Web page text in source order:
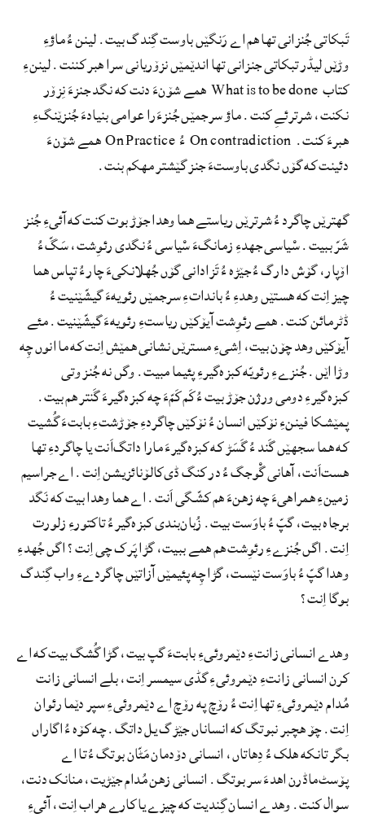
تَبکاتی جُنزانی تها هم اے رَنگێں باوست گِندگ بیت. لینن ءُ ماؤءِ
وڑێں لیڈر تبکاتی جنزانی تها اندێمێں نزۆریانی سرا هبر کننت. لیننءِ
کتاب What is to be done همے شۆنءَ دنت که نگد جنزءَ نِزۆر
نکنت، شرترئےِ کنت. ماؤ سرجمێں جُنزءَرا عوامی بنیادءَ جُنزێنگءِ
هبرءَ کنت. On contradiction ءُ On Practice همے شۆنءَ
دئینت که گۆں نگدی باوستءَ جنز گێشتر مهکم بنت.
گهترێں چاگرد ءُ شرترێں ریاستے هما وهدا جۆڑ بوت کنت که آئیءِ جُنز
شَرّ ببیت. سْیاسی جهدءِ زمانگءَ سْیاسی ءُ نگدی رئوِشت، سَگّ ءُ
اۆپار، گۆش دارگ ءُ جێڑہ ءُ تَزادانی گۆں جُهلانکیءَ چار ءُ تپاس هما
چیز اِنت که هستێں وهدءِ ءُ بانداتءِ سرجمێں رئویهءَ گیشّێنیت ءُ
ڈٹرمائن کنت. همے رئوِشت آیۆکێں ریاستءِ رئویهءَ گیشّێنیت. مئے
آیۆکێں وهد چۆن بیت، اِشیءِ مسترێں نشانی همێش اِنت که ما انوں چِه
وڑا اێں. جُنزےءِ رئویّه کبزه‌گیرءِ پئیما مبیت. وگں نه جُنز وتی
کبزہ‌گیرءِ دومی ورژن جۆڑ بیت ءُ کَم کَمّءَ چه کبزه‌گیرءَ گَنتر هم بیت.
پمێشکا فیننءِ نۆکێں انسان ءُ نۆکێں چاگردءِ جۆڑشتءِ بابتءَ گُشیت
که هما سجهێں گَند ءُ گَسَڑ که کبزہ‌گیرءَ مارا داتگ‌اَنت یا چاگردءِ تها
هست‌اَنت، آهانی گْوجگ ءُ در کنگ ڈی‌کالۆنائزیشن اِنت. اے جراسیم
زمینءِ همراهیءَ چه زهنءَ هم کشّگی اَنت. اے هما وهدا بیت که نَگد
برجاه بیت، گپّ ءُ باوَست بیت. زُبان‌بندی کبزہ‌گیر ءُ تاکتورءِ زلورت
اِنت. اگں جُنزےءِ رئوِشت هم همے ببیت، گڑا پَرک چی اِنت؟ اگں جُهدءِ
وهدا گپّ ءُ باوَست نێست، گڑا چِه پئیمێں آزاتێں چاگردےءِ واب گِندگ
بوگا اِنت؟
وهدے انسانی زانتءِ دێمروئیءِ بابتءَ گپ بیت، گڑا گُشگ بیت که اے
کرن انسانی زانتءِ دێمروئیءِ گڈی سیمسر اِنت، بلے انسانی زانت
مُدام دێمروئیءِ تها اِنت ءُ رۆچ په رۆچ اے دێمروئیءِ سپر دێما رئوان
اِنت. چۆ هچبر نبوتگ که انساناں جێڑگ یل داتگ. چه کۆہ ءُ اگاراں
بگر تانکه هلک ءُ دِهاتاں، انسانی دۆدمان مَٹّان بوتگ ءُ تا اے
پۆسٹ‌ماڈرن اهدءَ سر بوتگ. انسانی زهن مُدام جێڑیت، منانک دنت،
سوال کنت. وهدے انسان گِندیت که چیزے یا کارے هراب اِنت، آئیءِ